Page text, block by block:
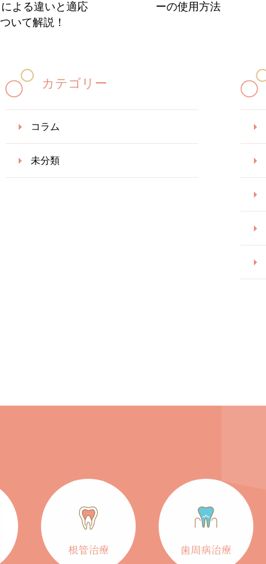
よる違いと適応
いて解説！
ーの使用方法
カテゴリー
コラム
未分類
根管治療 歯周病治療